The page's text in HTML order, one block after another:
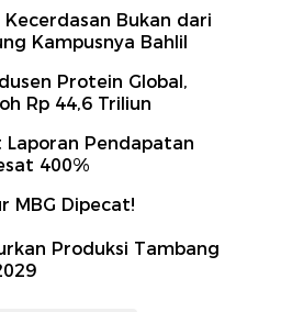
Bukan dari
Kampusnya Bahlil
Protein Global,
Rp 44,6 Triliun
Laporan Pendapatan
400%
MBG Dipecat!
Produksi Tambang